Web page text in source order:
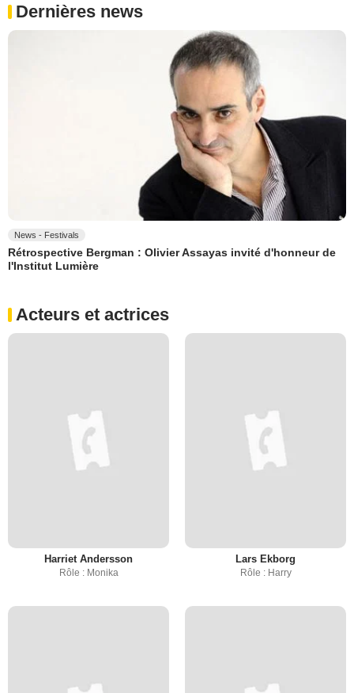
Dernières news
News - Festivals
Rétrospective Bergman : Olivier Assayas invité d'honneur de
l'Institut Lumière
Acteurs et actrices
Harriet Andersson
Rôle : Monika
Lars Ekborg
Rôle : Harry